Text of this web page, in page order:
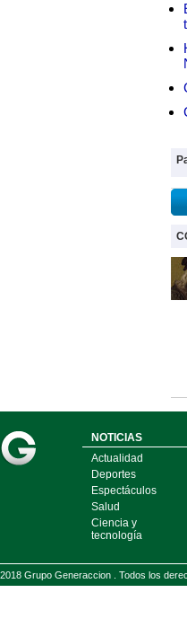
NOTICIAS
Actualidad
Deportes
Espectáculos
Salud
Ciencia y
tecnología
2018 Grupo Generaccion . Todos los